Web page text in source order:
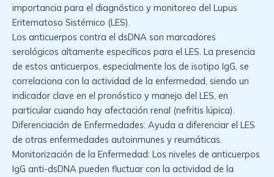
importancia para el diagnóstico y monitoreo del Lupus
Eritematoso Sistémico (LES).
Los anticuerpos contra el dsDNA son marcadores
serológicos altamente específicos para el LES. La presencia
de estos anticuerpos, especialmente los de isotipo IgG, se
correlaciona con la actividad de la enfermedad, siendo un
indicador clave en el pronóstico y manejo del LES, en
particular cuando hay afectación renal (nefritis lúpica).
Diferenciación de Enfermedades: Ayuda a diferenciar el LES
de otras enfermedades autoinmunes y reumáticas.
Monitorización de la Enfermedad: Los niveles de anticuerpos
IgG anti-dsDNA pueden fluctuar con la actividad de la